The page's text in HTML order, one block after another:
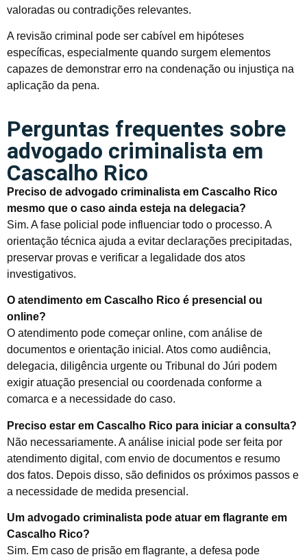
valoradas ou contradições relevantes.
A revisão criminal pode ser cabível em hipóteses
específicas, especialmente quando surgem elementos
capazes de demonstrar erro na condenação ou injustiça na
aplicação da pena.
Perguntas frequentes sobre
advogado criminalista em
Cascalho Rico
Preciso de advogado criminalista em Cascalho Rico
mesmo que o caso ainda esteja na delegacia?
Sim. A fase policial pode influenciar todo o processo. A
orientação técnica ajuda a evitar declarações precipitadas,
preservar provas e verificar a legalidade dos atos
investigativos.
O atendimento em Cascalho Rico é presencial ou
online?
O atendimento pode começar online, com análise de
documentos e orientação inicial. Atos como audiência,
delegacia, diligência urgente ou Tribunal do Júri podem
exigir atuação presencial ou coordenada conforme a
comarca e a necessidade do caso.
Preciso estar em Cascalho Rico para iniciar a consulta?
Não necessariamente. A análise inicial pode ser feita por
atendimento digital, com envio de documentos e resumo
dos fatos. Depois disso, são definidos os próximos passos e
a necessidade de medida presencial.
Um advogado criminalista pode atuar em flagrante em
Cascalho Rico?
Sim. Em caso de prisão em flagrante, a defesa pode